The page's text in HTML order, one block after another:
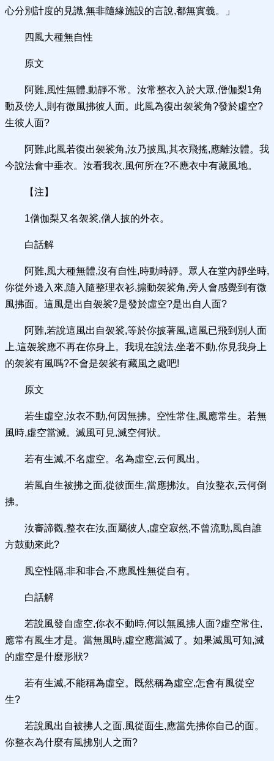
心分別計度的見識,無非隨緣施設的言說,都無實義。」
四風大種無自性
原文
阿難,風性無體,動靜不常。汝常整衣入於大眾,僧伽梨1角
動及傍人,則有微風拂彼人面。此風為復出袈裟角?發於虛空?
生彼人面?
阿難,此風若復出袈裟角,汝乃披風,其衣飛搖,應離汝體。我
今說法會中垂衣。汝看我衣,風何所在?不應衣中有藏風地。
【注】
1僧伽梨又名袈裟,僧人披的外衣。
白話解
阿難,風大種無體,沒有自性,時動時靜。眾人在堂內靜坐時,
你從外邊入來,隨入隨整理衣衫,搧動袈裟角,旁人會感覺到有微
風拂面。這風是出自袈裟?是發於虛空?是出自人面?
阿難,若說這風出自袈裟,等於你披著風,這風已飛到別人面
上,這袈裟應不再在你身上。我現在說法,坐著不動,你見我身上
的袈裟有風嗎?不會是袈裟有藏風之處吧!
原文
若生虛空,汝衣不動,何因無拂。空性常住,風應常生。若無
風時,虛空當滅。滅風可見,滅空何狀。
若有生滅,不名虛空。名為虛空,云何風出。
若風自生被拂之面,從彼面生,當應拂汝。自汝整衣,云何倒
拂。
汝審諦觀,整衣在汝,面屬彼人,虛空寂然,不曾流動,風自誰
方鼓動來此?
風空性隔,非和非合,不應風性無從自有。
白話解
若說風發自虛空,你衣不動時,何以無風拂人面?虛空常住,
應常有風生才是。當無風時,虛空應當滅了。如果滅風可知,滅
的虛空是什麼形狀?
若有生滅,不能稱為虛空。既然稱為虛空,怎會有風從空
生?
若說風出自被拂人之面,風從面生,應當先拂你自己的面。
你整衣為什麼有風拂別人之面?